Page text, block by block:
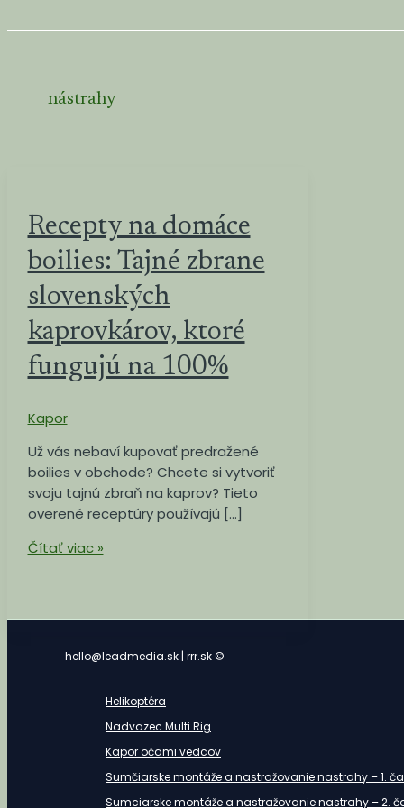
nástrahy
Recepty na domáce
boilies: Tajné zbrane
slovenských
kaprovkárov, ktoré
fungujú na 100%
Kapor
Už vás nebaví kupovať predražené
boilies v obchode? Chcete si vytvoriť
svoju tajnú zbraň na kaprov? Tieto
overené receptúry používajú […]
Čítať viac »
hello@leadmedia.sk | rrr.sk ©
Helikoptéra
Nadvazec Multi Rig
Kapor očami vedcov
Sumčiarske montáže a nastražovanie nastrahy – 1.
Sumciarske montáže a nastražovanie nastrahy – 2.